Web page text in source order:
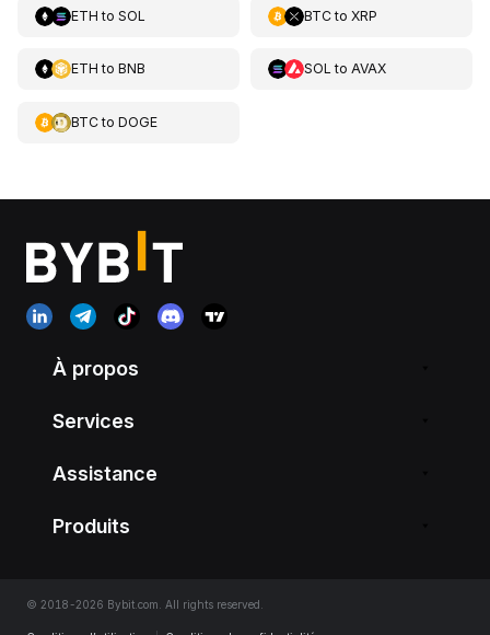
ETH to SOL BTCto XRP
ETH to BNB SOL to AVAX
BTCto DOGE
À propos
Services
Assistance
Produits
© 2018-2026 Bybit.com. All rights reserved.